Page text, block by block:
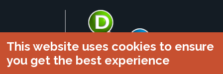
This website uses cookies to ensure
you get the best experience